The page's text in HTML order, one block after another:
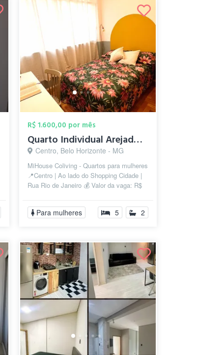
R$ 1.600,00 por mês
Quarto Individual Arejado ao lado do Sho...
Centro, Belo Horizonte - MG
MiHouse Coliving - Quartos para mulheres
📍Centro | Ao lado do Shopping Cidade |
Rua Rio de Janeiro 💰 Valor da vaga: R$
Para mulheres 5 2